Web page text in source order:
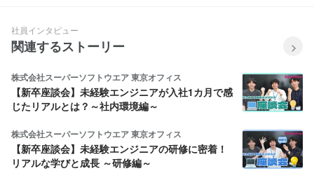
社員インタビュー
関連するストーリー
株式会社スーパーソフトウエア 東京オフィス
【新卒座談会】未経験エンジニアが入社1カ月で感
じたリアルとは？～社内環境編～
株式会社スーパーソフトウエア 東京オフィス
【新卒座談会】未経験エンジニアの研修に密着！
リアルな学びと成長 ～研修編～